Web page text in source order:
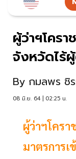
ผู้ว่าฯโคร
จังหวัดไร้
By กมลพร ชิ
08 มิ.ย. 64 | 02:25 น.
ผู้ว่าฯโครา
มาตรการ